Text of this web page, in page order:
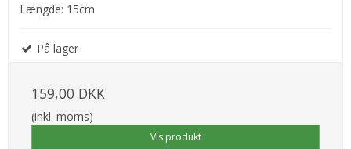
Længde: 15cm
På lager
159,00 DKK
(inkl. moms)
Vis produkt